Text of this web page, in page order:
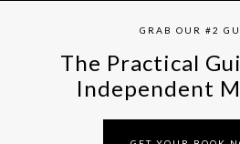
GRAB OUR #2
The Practical
Independent